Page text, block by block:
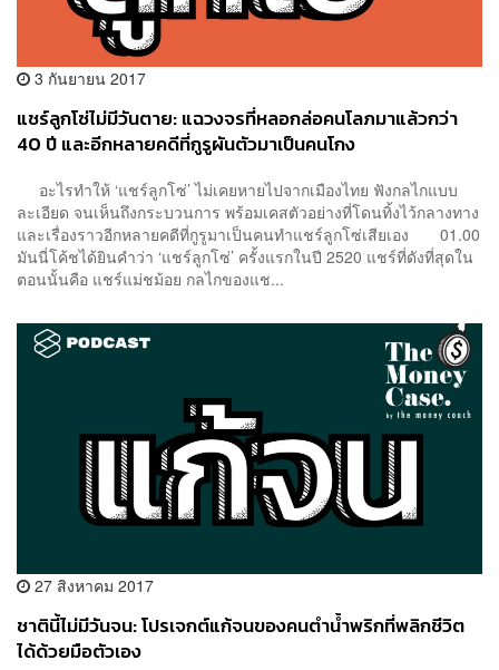
3 กันยายน 2017
แชร์ลูกโซ่ไม่มีวันตาย: แฉวงจรที่หลอกล่อคนโลภมาแล้วกว่า
40 ปี และอีกหลายคดีที่กูรูผันตัวมาเป็นคนโกง
อะไรทำให้ ‘แชร์ลูกโซ่’ ไม่เคยหายไปจากเมืองไทย ฟังกลไกแบบ
ละเอียด จนเห็นถึงกระบวนการ พร้อมเคสตัวอย่างที่โดนทิ้งไว้กลางทาง
และเรื่องราวอีกหลายคดีที่กูรูมาเป็นคนทำแชร์ลูกโซ่เสียเอง 01.00
มันนี่โค้ชได้ยินคำว่า ‘แชร์ลูกโซ่’ ครั้งแรกในปี 2520 แชร์ที่ดังที่สุดใน
ตอนนั้นคือ แชร์แม่ชม้อย กลไกของแช...
27 สิงหาคม 2017
ชาตินี้ไม่มีวันจน: โปรเจกต์แก้จนของคนตำน้ำพริกที่พลิกชีวิต
ได้ด้วยมือตัวเอง